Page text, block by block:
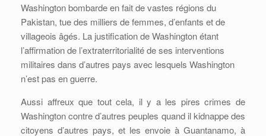
Washington bombarde en fait de vastes régions du
Pakistan, tue des milliers de femmes, d’enfants et de
villageois âgés. La justification de Washington étant
l’affirmation de l’extraterritorialité de ses interventions
militaires dans d’autres pays avec lesquels Washington
n’est pas en guerre.
Aussi affreux que tout cela, il y a les pires crimes de
Washington contre d’autres peuples quand il kidnappe des
citoyens d’autres pays, et les envoie à Guantanamo, à